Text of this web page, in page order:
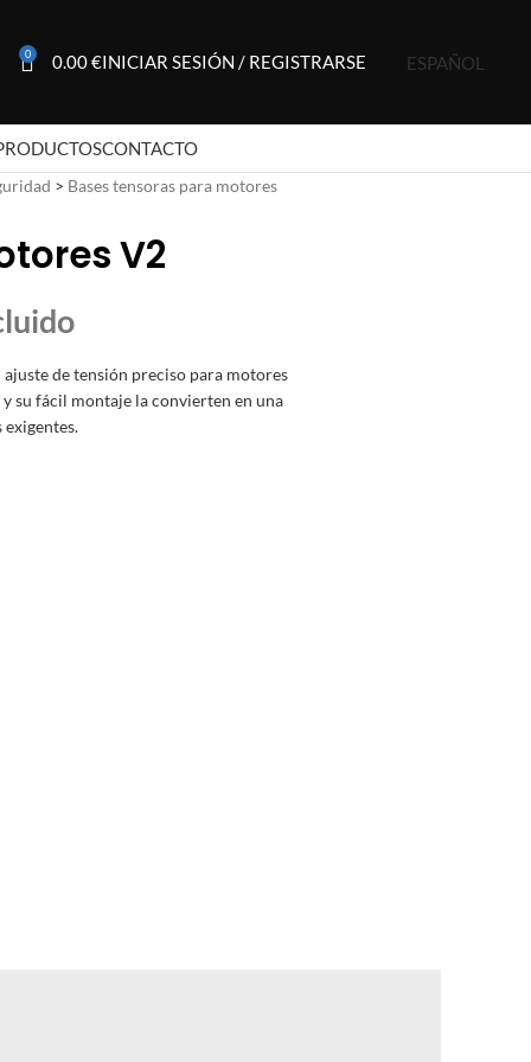
0 0.00€INICIAR SESIÓN / REGISTRARSE ESPAÑOL
CONTACTO
> Bases tensoras para motores
V2
de tensión preciso para motores
su fácil montaje la convierten en una